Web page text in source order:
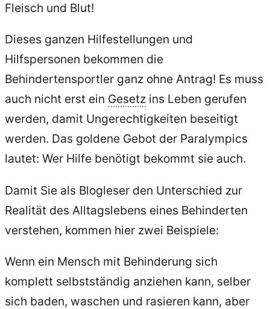
Fleisch und Blut!
Dieses ganzen Hilfestellungen und
Hilfspersonen bekommen die
Behindertensportler ganz ohne Antrag! Es muss
auch nicht erst ein Gesetz ins Leben gerufen
werden, damit Ungerechtigkeiten beseitigt
werden. Das goldene Gebot der Paralympics
lautet: Wer Hilfe benötigt bekommt sie auch.
Damit Sie als Blogleser den Unterschied zur
Realität des Alltagslebens eines Behinderten
verstehen, kommen hier zwei Beispiele:
Wenn ein Mensch mit Behinderung sich
komplett selbstständig anziehen kann, selber
sich baden, waschen und rasieren kann, aber